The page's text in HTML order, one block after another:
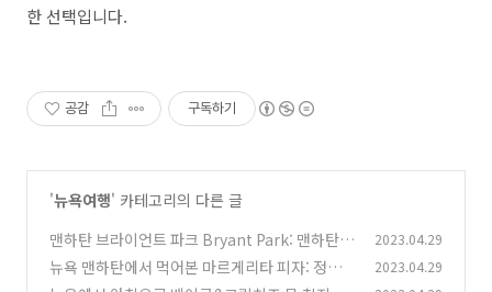
한 선택입니다.
공감 구독하기
'뉴욕여행' 카테고리의 다른 글
맨하탄 브라이언트 파크 Bryant Park: 맨하탄
중심부의 도시 오아시스
(0)
2023.04.29
뉴욕 맨하탄에서 먹어본 마르게리타 피자: 정통
2023.04.29